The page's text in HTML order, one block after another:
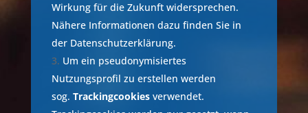
Wirkung für die Zukunft widersprechen.
Nähere Informationen dazu finden Sie in
der Datenschutzerklärung.
Um ein pseudonymisiertes
Nutzungsprofil zu erstellen werden
sog. Trackingcookiesverwendet.